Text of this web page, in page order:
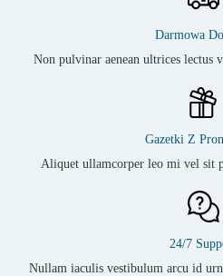
Darmowa
Non pulvinar aenean ultrices lectus
Gazetki Z
Aliquet ullamcorper leo mi vel sit
24/7
Nullam iaculis vestibulum arcu id